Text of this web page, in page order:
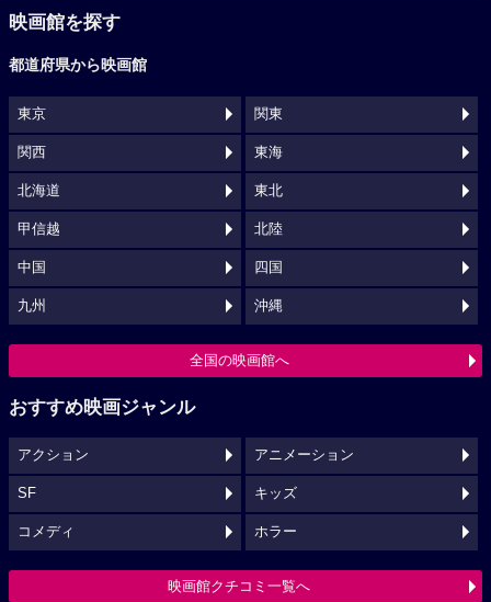
映画館を探す
都道府県から映画館
東京 関東
関西 東海
北海道 東北
甲信越 北陸
中国 四国
九州 沖縄
全国の映画館へ
おすすめ映画ジャンル
アクション アニメーション
SF キッズ
コメディ ホラー
映画館クチコミ一覧へ